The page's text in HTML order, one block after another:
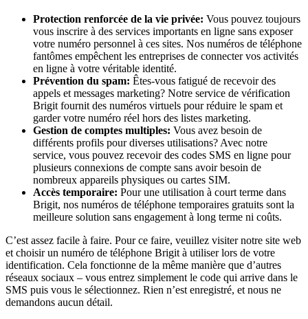
Protection renforcée de la vie privée: Vous pouvez toujours
vous inscrire à des services importants en ligne sans exposer
votre numéro personnel à ces sites. Nos numéros de téléphone
fantômes empêchent les entreprises de connecter vos activités
en ligne à votre véritable identité.
Prévention du spam: Êtes-vous fatigué de recevoir des
appels et messages marketing? Notre service de vérification
Brigit fournit des numéros virtuels pour réduire le spam et
garder votre numéro réel hors des listes marketing.
Gestion de comptes multiples: Vous avez besoin de
différents profils pour diverses utilisations? Avec notre
service, vous pouvez recevoir des codes SMS en ligne pour
plusieurs connexions de compte sans avoir besoin de
nombreux appareils physiques ou cartes SIM.
Accès temporaire: Pour une utilisation à court terme dans
Brigit, nos numéros de téléphone temporaires gratuits sont la
meilleure solution sans engagement à long terme ni coûts.
C’est assez facile à faire. Pour ce faire, veuillez visiter notre site web
et choisir un numéro de téléphone Brigit à utiliser lors de votre
identification. Cela fonctionne de la même manière que d’autres
réseaux sociaux – vous entrez simplement le code qui arrive dans le
SMS puis vous le sélectionnez. Rien n’est enregistré, et nous ne
demandons aucun détail.